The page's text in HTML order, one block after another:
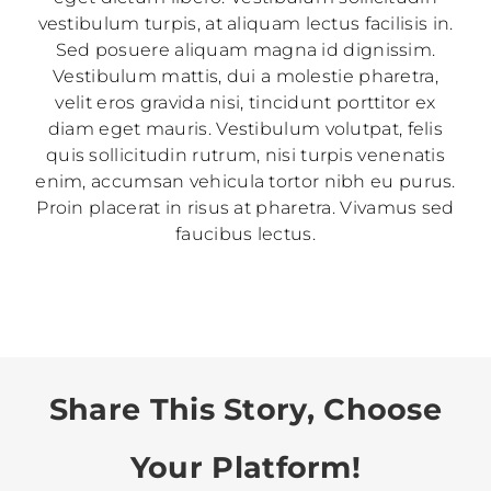
vestibulum turpis, at aliquam lectus facilisis in.
Sed posuere aliquam magna id dignissim.
Vestibulum mattis, dui a molestie pharetra,
velit eros gravida nisi, tincidunt porttitor ex
diam eget mauris. Vestibulum volutpat, felis
quis sollicitudin rutrum, nisi turpis venenatis
enim, accumsan vehicula tortor nibh eu purus.
Proin placerat in risus at pharetra. Vivamus sed
faucibus lectus.
Share This Story, Choose
Your Platform!